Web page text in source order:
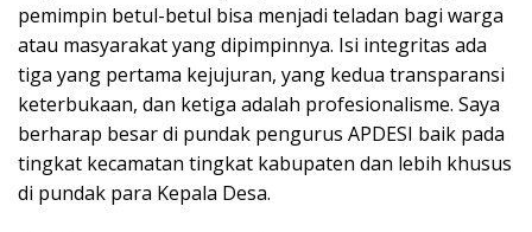
pemimpin betul-betul bisa menjadi teladan bagi warga
atau masyarakat yang dipimpinnya. Isi integritas ada
tiga yang pertama kejujuran, yang kedua transparansi
keterbukaan, dan ketiga adalah profesionalisme. Saya
berharap besar di pundak pengurus APDESI baik pada
tingkat kecamatan tingkat kabupaten dan lebih khusus
di pundak para Kepala Desa.